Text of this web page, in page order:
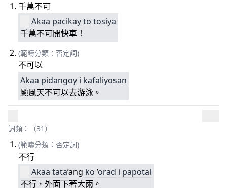
千萬不可
Akaa pacikay to tosiya
千萬不可開快車！
(範疇分類：否定詞)
不可以
Akaa pidangoy i kafaliyosan
颱風天不可以去游泳。
詞頻：（31）
(範疇分類：否定詞)
不行
Akaa tata’ang ko ’orad i papotal
不行，外面下著大雨。